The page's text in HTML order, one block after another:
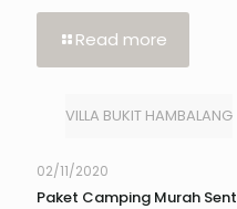
Read more
VILLA BUKIT HAMBALANG
02/11/2020
Paket Camping Murah